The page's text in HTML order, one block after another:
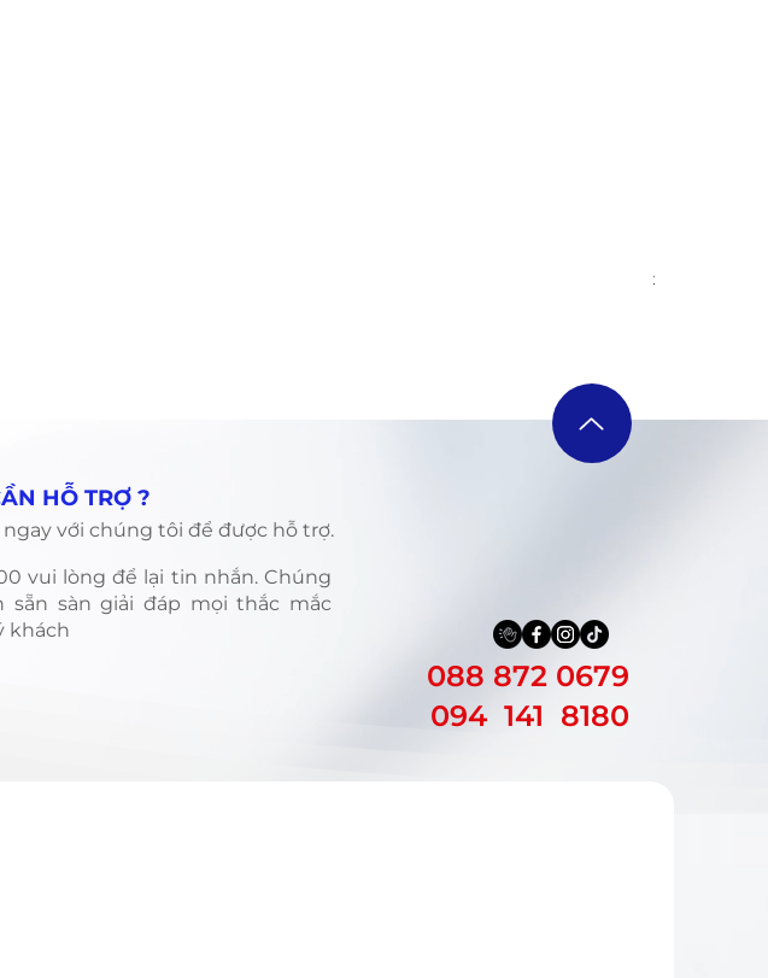
Giá thông
HỖ TRỢ ?
ngay với chúng tôi để được hỗ trợ.
vui lòng để lại tin nhắn. Chúng
sẵn sàn giải đáp mọi thắc mắc
khách
088 872 0679
094 141 8180